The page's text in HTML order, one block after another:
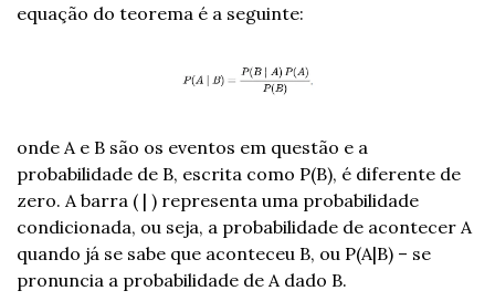
equação do teorema é a seguinte:
onde A e B são os eventos em questão e a
probabilidade de B, escrita como P(B), é diferente de
zero. A barra ( | ) representa uma probabilidade
condicionada, ou seja, a probabilidade de acontecer A
quando já se sabe que aconteceu B, ou P(A|B) – se
pronuncia a probabilidade de A dado B.